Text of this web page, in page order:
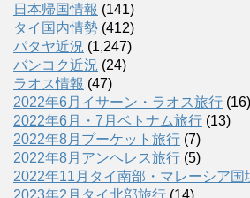
日本帰国情報 (141)
タイ国内情勢 (412)
パタヤ近況 (1,247)
バンコク近況 (24)
ラオス情報 (47)
2022年6月イサーン・ラオス旅行 (16)
2022年6月・7月ベトナム旅行 (13)
2022年8月プーケット旅行 (7)
2022年8月アンヘレス旅行 (5)
2022年11月タイ南部・マレーシア国